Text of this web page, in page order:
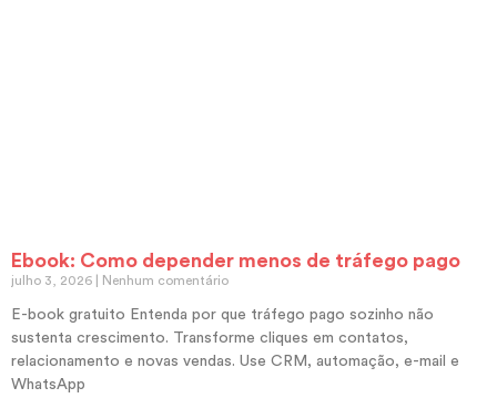
Ebook: Como depender menos de tráfego pago
julho 3, 2026 Nenhum comentário
E-book gratuito Entenda por que tráfego pago sozinho não
sustenta crescimento. Transforme cliques em contatos,
relacionamento e novas vendas. Use CRM, automação, e-mail e
WhatsApp